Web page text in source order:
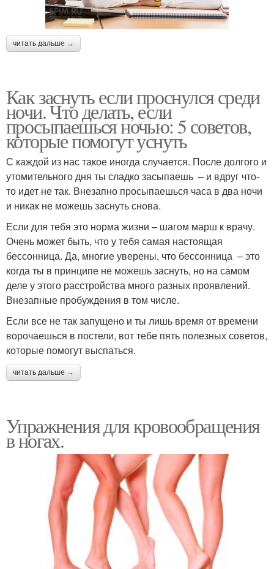
читать дальше →
Как заснуть если проснулся среди
ночи. Что делать, если
просыпаешься ночью: 5 советов,
которые помогут уснуть
С каждой из нас такое иногда случается. После долгого и
утомительного дня ты сладко засыпаешь – и вдруг что-
то идет не так. Внезапно просыпаешься часа в два ночи
и никак не можешь заснуть снова.
Если для тебя это норма жизни – шагом марш к врачу.
Очень может быть, что у тебя самая настоящая
бессонница. Да, многие уверены, что бессонница – это
когда ты в принципе не можешь заснуть, но на самом
деле у этого расстройства много разных проявлений.
Внезапные пробуждения в том числе.
Если все не так запущено и ты лишь время от времени
ворочаешься в постели, вот тебе пять полезных советов,
которые помогут выспаться.
читать дальше →
Упражнения для кровообращения
в ногах.